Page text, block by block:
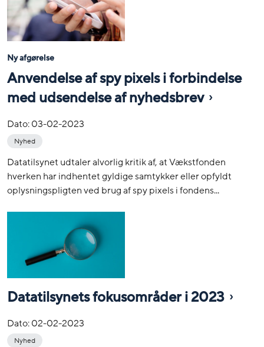
Ny afgørelse
Anvendelse af spy pixels i forbindelse
med udsendelse af nyhedsbrev
Dato:03-02-2023
Nyhed
Datatilsynet udtaler alvorlig kritik af, at Vækstfonden
hverken har indhentet gyldige samtykker eller opfyldt
oplysningspligten ved brug af spy pixels i fondens...
Datatilsynets fokusområder i 2023
Dato:02-02-2023
Nyhed